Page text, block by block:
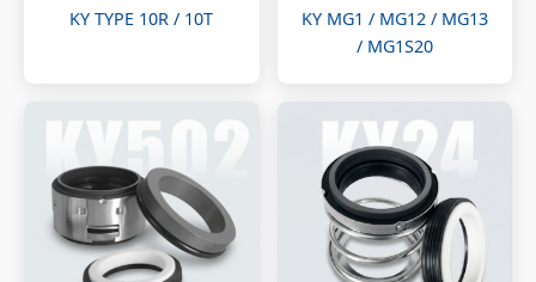
KY TYPE 10R / 10T
KY MG1 / MG12 / MG13
/ MG1S20